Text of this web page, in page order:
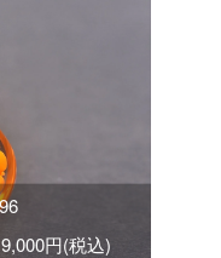
9,000円(税込)